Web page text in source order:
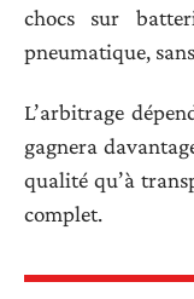
chocs sur
pneumatique,
L’arbitrage
gagnera
qualité qu’à
complet.